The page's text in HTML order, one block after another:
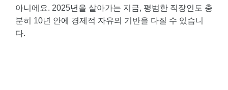
아니에요. 2025년을 살아가는 지금, 평범한 직장인도 충
분히 10년 안에 경제적 자유의 기반을 다질 수 있습니
다.